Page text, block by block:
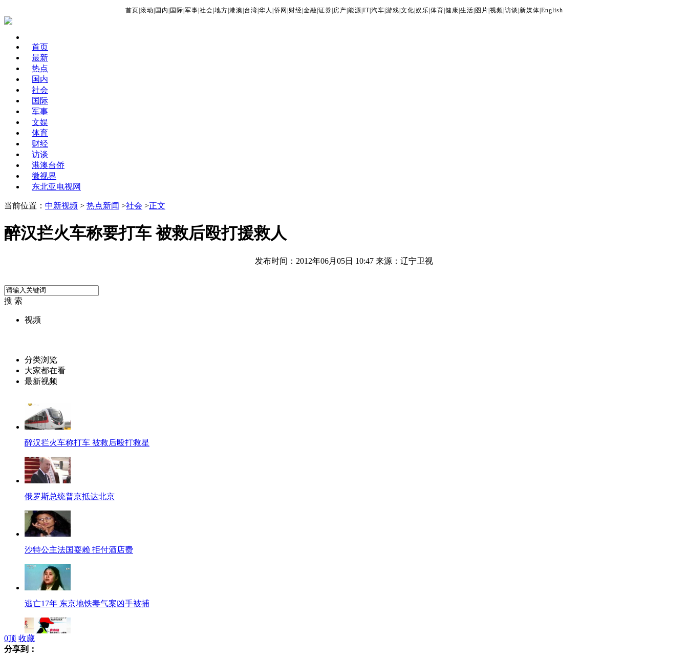
首页 滚动 国内 国际 军事 社会 地方 港澳 台湾 华人 侨网 财经 金融 证券 房产 能源 IT| 汽车 游戏 文化 娱乐 体育 健康 生活 图片 视频 访谈 新媒体 English
首页
最新
热点
国内
社会
国际
军事
文娱
体育
财经
访谈
港澳台侨
微视界
东北亚电视网
当前位置： 中新视频 > 热点新闻 >社会 >正文
醉汉拦火车称要打车 被救后殴打援救人
发布时间：2012年06月05日 10:47 来源：辽宁卫视
搜 索
视频
分类浏览
大家都在看
最新视频
醉汉拦火车称打车 被救后殴打救星
俄罗斯总统普京抵达北京
沙特公主法国耍赖 拒付酒店费
逃亡17年 东京地铁毒气案凶手被捕
0顶 收藏
分享到：